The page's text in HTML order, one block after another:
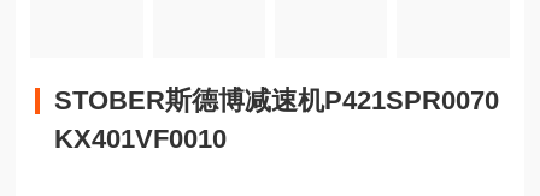
STOBER斯德博减速机P421SPR0070
KX401VF0010